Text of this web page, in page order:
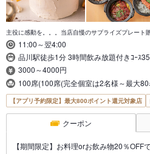
主役に感動を。。。当店自慢のサプライズプレート
11:00～翌4:00
品川駅徒歩1分 3時間飲み放題付きｺｰｽ
3000～4000円
100席(100席(完全個室は2名様～最大
【アプリ予約限定】最大800ポイント還元対象店
クーポン
【期間限定】お料理orお飲み物20％OFF